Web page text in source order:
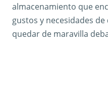
almacenamiento que
gustos y necesidades
quedar de maravilla